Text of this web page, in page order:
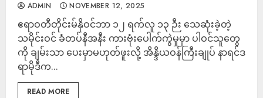
ADMIN NOVEMBER 12, 2025
ဧရာဝတီတိုင်းမ်နိုဝင်ဘာ ၁၂ ရက်လူ ၁၃ ဉီး သေဆုံးခဲ့တဲ့
သမိုင်းဝင် ခံတပ်နီအနီး ကားဗုံးပေါက်ကွဲမှုမှာ ပါဝင်သူတွေ
ကို ချမ်းသာ ပေးမှာမဟုတ်ဖူးလို့ အိန္ဒိယဝန်ကြီးချုပ် နာရင်ဒ
ရာမိုဒီက...
READ MORE